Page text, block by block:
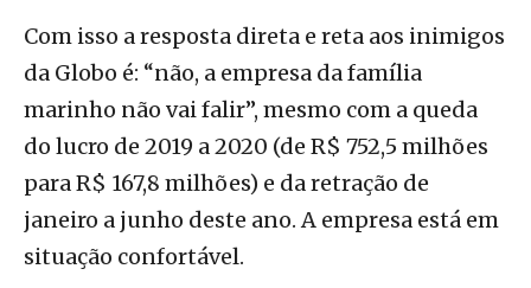
Com isso a resposta direta e reta aos inimigos
da Globo é: “não, a empresa da família
marinho não vai falir”, mesmo com a queda
do lucro de 2019 a 2020 (de R$ 752,5 milhões
para R$ 167,8 milhões) e da retração de
janeiro a junho deste ano. A empresa está em
situação confortável.